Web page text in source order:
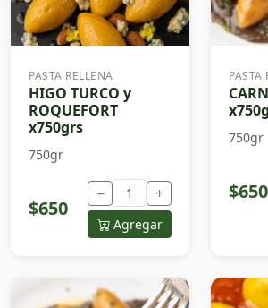
PASTA RELLENA
HIGO TURCO y
ROQUEFORT
x750grs
750gr
$650
− +
Agregar
PASTA
750gr
$650